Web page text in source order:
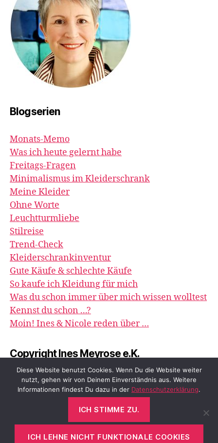
Blogserien
Monats-Memo
Was ich heute gelernt habe
Freitags-Fragen
Minimalismus im Kleiderschrank
Meine Kleider
Ohne Worte
Leuchtturmliebe
Stilreise
Trend-Check
Kleiderschrankinventur
Gute Käufe & schlechte Käufe
So kaufe ich Kleidung für mich
Was du schon immer über mich wissen wolltest
Kennst du schon ...?
Moin! Ines & Nicole reden über …
Copyright Ines Meyrose e.K.
image&impression
↑
Diese Website benutzt Cookies. Wenn Du die Website weiter
nutzt, gehen wir von Deinem Einverständnis aus. Weitere
Informationen findest Du dazu in der Datenschutzerklärung.
ICH STIMME ZU.
ICH LEHNE NICHT FUNKTIONALE COOKIES